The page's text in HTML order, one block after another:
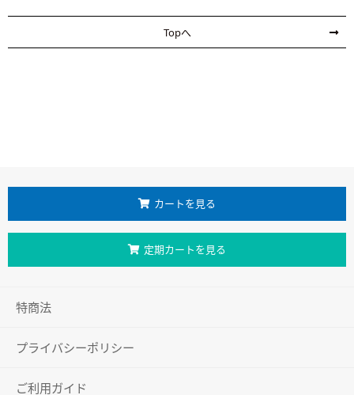
Topへ
カートを見る
定期カートを見る
特商法
プライバシーポリシー
ご利用ガイド